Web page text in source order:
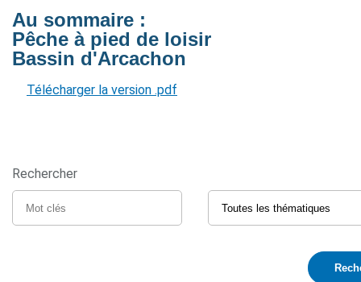
Au sommaire :
Pêche à pied de loisir
Bassin d'Arcachon
Télécharger la version .pdf
Rechercher